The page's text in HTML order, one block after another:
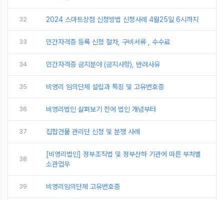
32 2024 스마트상점 신청방법 신청사례 4월25일 6시까지
33 민간자격증 등록 신청 절차, 구비서류 , 수수료
34 민간자격증 금지분야 (금지사항), 반려사유
35 비영리 임의단체 설립과 특징 및 고유번호증
36 비영리법인 살펴보기 전에 법인 개념부터
37 집합건물 관리단 신청 및 분쟁 사례
38
[비영리법인] 정부조직법 및 정부산하 기관에 따른 부처별
소관업무
39 비영리임의단체 고유번호증